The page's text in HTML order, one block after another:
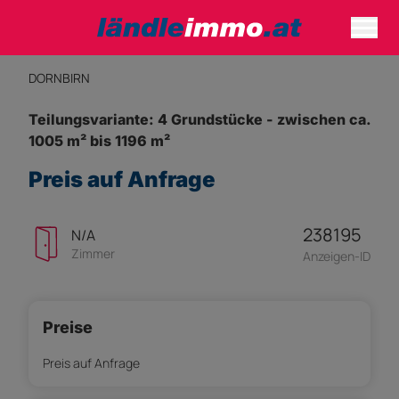
DORNBIRN
Teilungsvariante: 4 Grundstücke - zwischen ca.
1005 m² bis 1196 m²
Preis auf Anfrage
N/A
Zimmer
238195
Anzeigen-ID
Preise
Preis auf Anfrage